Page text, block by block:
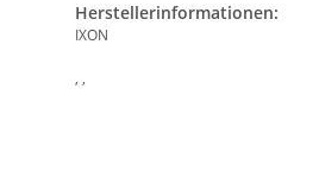
Herstellerinformationen:
IXON
, ,